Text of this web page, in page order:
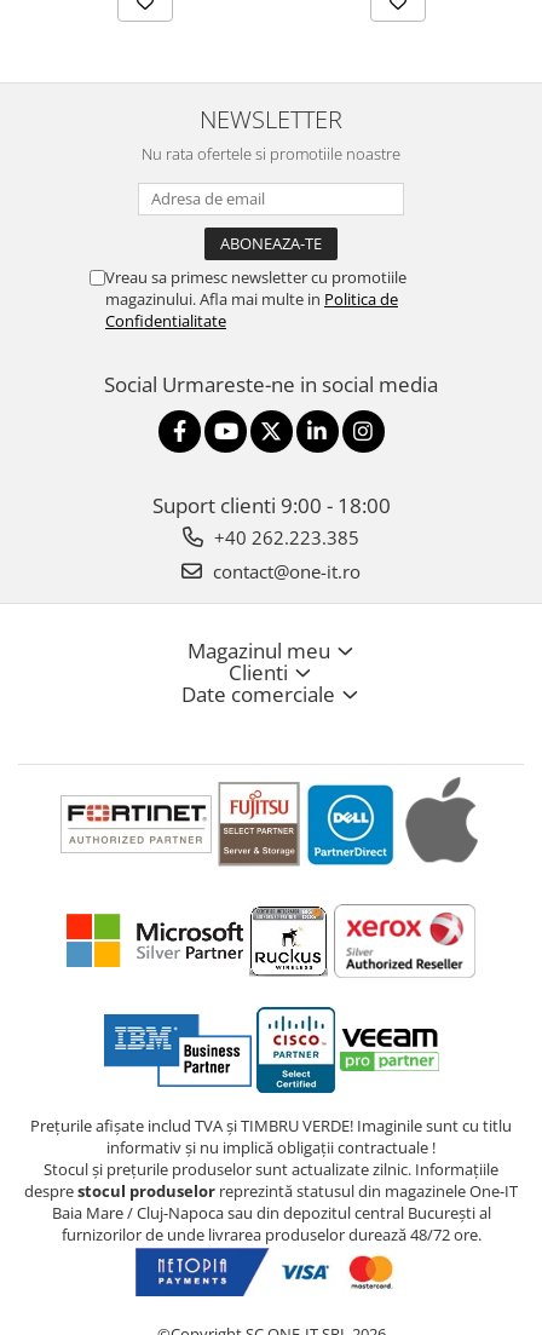
NEWSLETTER
Nu rata ofertele si promotiile noastre
Vreau sa primesc newsletter cu promotiile
magazinului. Afla mai multe in Politica de
Confidentialitate
Social Urmareste-ne in social media
Suport clienti 9:00 - 18:00
+40 262.223.385
contact@one-it.ro
Magazinul meu
Clienti
Date comerciale
Prețurile afișate includ TVA și TIMBRU VERDE! Imaginile sunt cu titlu
informativ și nu implică obligații contractuale !
Stocul și prețurile produselor sunt actualizate zilnic. Informațiile
desprestocul produselor reprezintă statusul din magazinele One-IT
Baia Mare / Cluj-Napoca sau din depozitul central București al
furnizorilor de unde livrarea produselor durează 48/72 ore.